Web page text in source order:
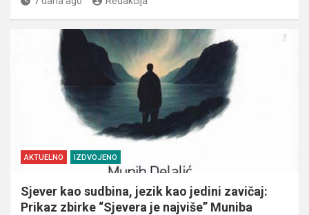
AKTUELNO IZDVOJENO
Sjever kao sudbina, jezik kao jedini zavičaj:
Prikaz zbirke “Sjevera je najviše” Muniba